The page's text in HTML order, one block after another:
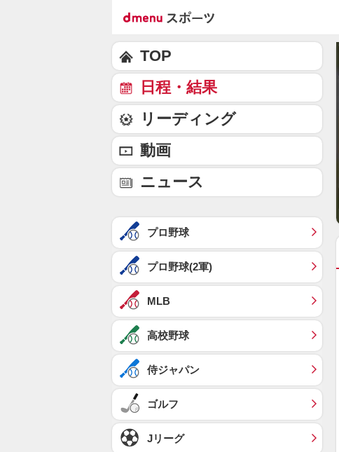
TOP
日程・結果
リーディング
動画
ニュース
プロ野球
プロ野球(2軍)
MLB
高校野球
侍ジャパン
ゴルフ
Jリーグ